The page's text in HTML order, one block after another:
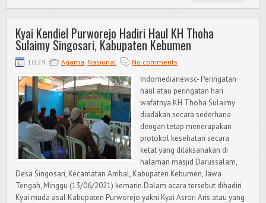
Kyai Kendiel Purworejo Hadiri Haul KH Thoha
Sulaimy Singosari, Kabupaten Kebumen
10.29 Agama, Nasional No comments
Indomedianewsc- Peringatan
haul atau peringatan hari
wafatnya KH Thoha Sulaimy
diadakan secara sederhana
dengan tetap menerapakan
protokol kesehatan secara
ketat yang dilaksanakan di
halaman masjid Darussalam,
Desa Singosari, Kecamatan Ambal, Kabupaten Kebumen, Jawa
Tengah, Minggu (13/06/2021) kemarin.Dalam acara tersebut dihadiri
Kyai muda asal Kabupaten Purworejo yakni Kyai Asrori Aris atau yang